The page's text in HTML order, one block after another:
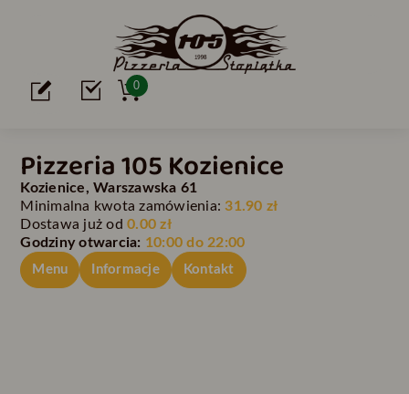
0
Pizzeria 105 Kozienice
Kozienice, Warszawska 61
Minimalna kwota zamówienia:31.90 zł
Dostawa już od0.00 zł
Godziny otwarcia: 10:00 do 22:00
Menu Informacje Kontakt